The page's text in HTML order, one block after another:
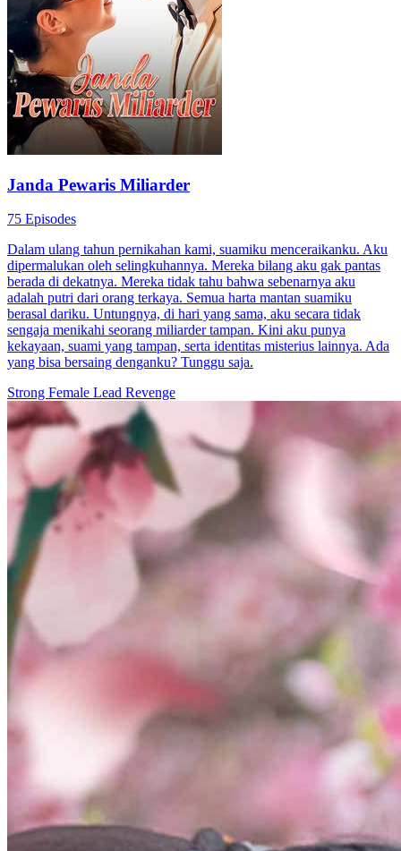
Janda Pewaris Miliarder
75 Episodes
Dalam ulang tahun pernikahan kami, suamiku menceraikanku. Aku
dipermalukan oleh selingkuhannya. Mereka bilang aku gak pantas
berada di dekatnya. Mereka tidak tahu bahwa sebenarnya aku
adalah putri dari orang terkaya. Semua harta mantan suamiku
berasal dariku. Untungnya, di hari yang sama, aku secara tidak
sengaja menikahi seorang miliarder tampan. Kini aku punya
kekayaan, suami yang tampan, serta identitas misterius lainnya. Ada
yang bisa bersaing denganku? Tunggu saja.
Strong Female Lead Revenge